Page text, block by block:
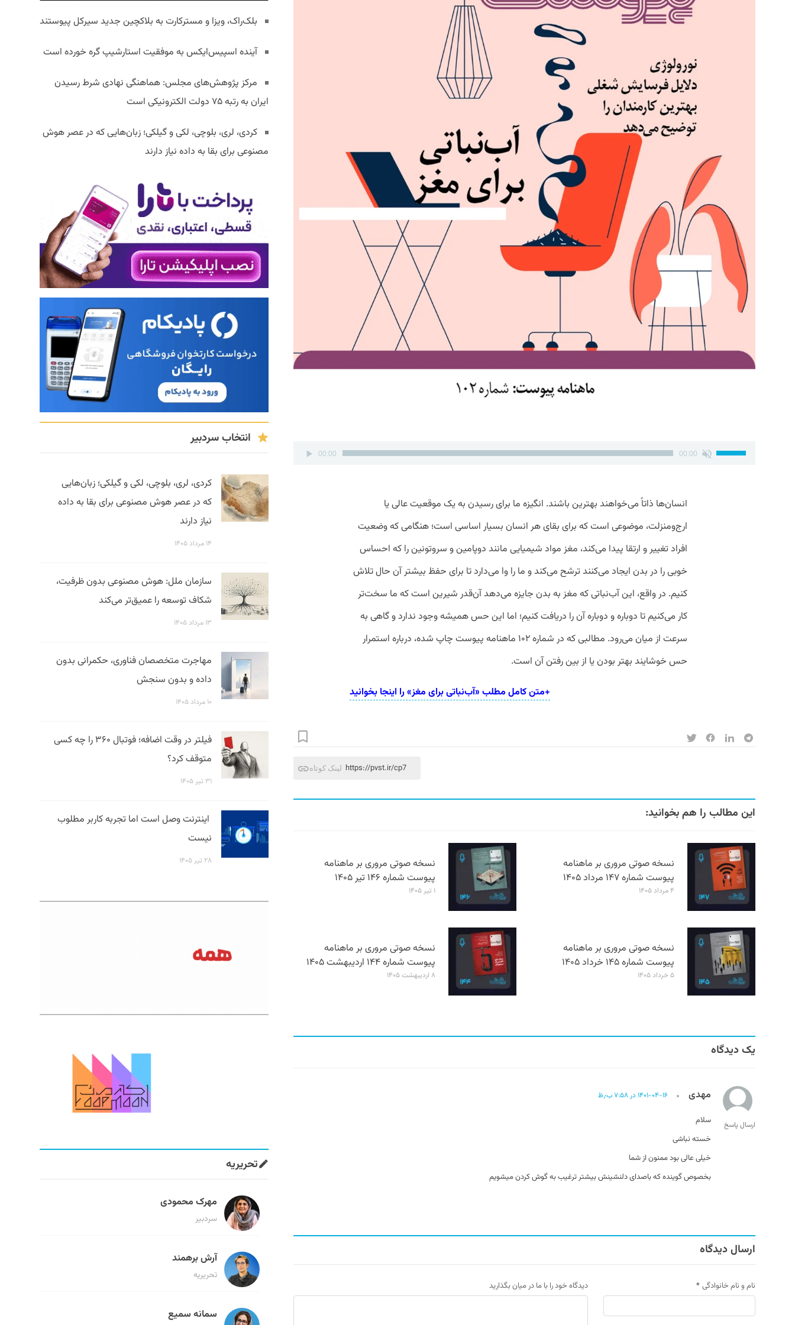
پخش‌کننده
00:00 00:00 برای
انسان‌ها ذاتاً می‌خواهند بهترین باشند. انگیزه ما برای رسیدن به یک موقعیت عالی یا
ارج‌ومنزلت، موضوعی است که برای بقای هر انسان بسیار اساسی است؛ هنگامی که وضعیت
افراد تغییر و ارتقا پیدا می‌کند، مغز مواد شیمیایی مانند دوپامین و سروتونین را که احساس
خوبی را در بدن ایجاد می‌کنند ترشح می‌کند و ما را وا می‌دارد تا برای حفظ بیشتر آن حال تلاش
کنیم. در واقع، این آب‌نباتی که مغز به بدن جایزه‌ می‌دهد آن‌قدر شیرین است که ما سخت‌تر
کار می‌کنیم تا دوباره و دوباره آن را دریافت کنیم؛ اما این حس همیشه وجود ندارد و گاهی به
سرعت از میان می‌رود. مطالبی که در شماره ۱۰۲ ماهنامه پیوست چاپ شده، درباره استمرار
حس خوشایند بهتر بودن یا از بین رفتن آن است.
+متن کامل مطلب «آب‌نباتی برای مغز» را اینجا بخوانید
لینک کوتاه https://pvst.ir/cp7
این مطالب را هم بخوانید:
نسخه صوتی مروری بر ماهنامه
پیوست شماره ۱۴۷ مرداد ۱۴۰۵
۴ مرداد ۱۴۰۵
نسخه صوتی مروری بر ماهنامه
پیوست شماره ۱۴۶ تیر ۱۴۰۵
۱ تیر ۱۴۰۵
نسخه صوتی مروری بر ماهنامه
پیوست شماره ۱۴۵ خرداد ۱۴۰۵
۵ خرداد ۱۴۰۵
نسخه صوتی مروری بر ماهنامه
پیوست شماره ۱۴۴ اردیبهشت ۱۴۰۵
۸ اردیبهشت ۱۴۰۵
یک دیدگاه
مهدی ۱۴۰۱-۰۴-۱۶ در ۷:۵۸ ب٫ظ
سلام
خسته نباشی
خیلی عالی بود ممنون از شما
بخصوص گوینده که باصدای دلنشینش بیشتر ترغیب به گوش کردن میشویم
ارسال پاسخ
ارسال دیدگاه
نام و نام خانوادگی * دیدگاه خود را با ما در میان بگذارید
بلک‌راک، ویزا و مسترکارت به بلاکچین جدید سیرکل پیوستند
آینده اسپیس‌ایکس به موفقیت استارشیپ گره خورده است
مرکز پژوهش‌های مجلس: هماهنگی نهادی شرط رسیدن
ایران به رتبه ۷۵ دولت الکترونیکی است
کردی، لری، بلوچی، لکی و گیلکی؛ زبان‌هایی که در عصر هوش
مصنوعی برای بقا به داده نیاز دارند
انتخاب سردبیر
کردی، لری، بلوچی، لکی و گیلکی؛ زبان‌هایی
که در عصر هوش مصنوعی برای بقا به داده
نیاز دارند
۱۴ مرداد ۱۴۰۵
سازمان ملل: هوش مصنوعی بدون ظرفیت،
شکاف توسعه را عمیق‌تر می‌کند
۱۳ مرداد ۱۴۰۵
مهاجرت متخصصان فناوری، حکمرانی بدون
داده و بدون سنجش
۱۰ مرداد ۱۴۰۵
فیلتر در وقت اضافه؛ فوتبال ۳۶۰ را چه کسی
متوقف کرد؟
۳۱ تیر ۱۴۰۵
اینترنت وصل است اما تجربه کاربر مطلوب
نیست
۲۸ تیر ۱۴۰۵
تحریریه
مهرک محمودی
سردبیر
آرش برهمند
تحریریه
سمانه سمیع